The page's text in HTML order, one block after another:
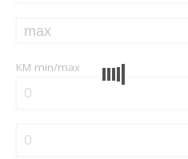
max
KM min/max